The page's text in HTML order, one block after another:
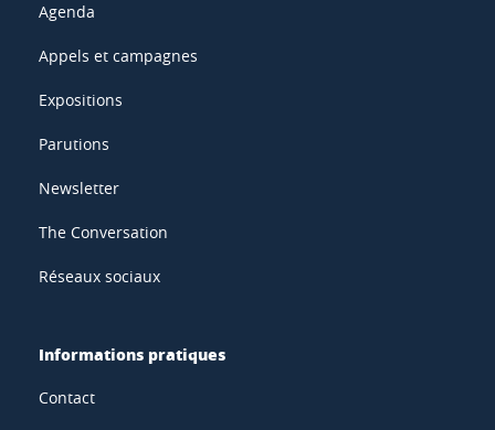
Agenda
Appels et campagnes
Expositions
Parutions
Newsletter
The Conversation
Réseaux sociaux
Informations pratiques
Contact